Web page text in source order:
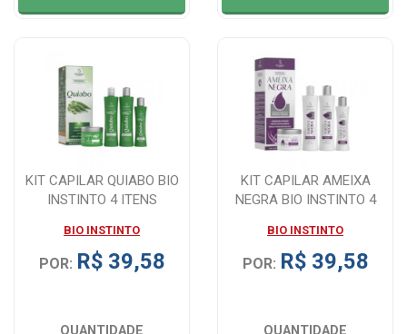
KIT CAPILAR QUIABO BIO
INSTINTO 4 ITENS
BIO INSTINTO
POR: R$ 39,58
KIT CAPILAR AMEIXA
NEGRA BIO INSTINTO 4
BIO INSTINTO
POR: R$ 39,58